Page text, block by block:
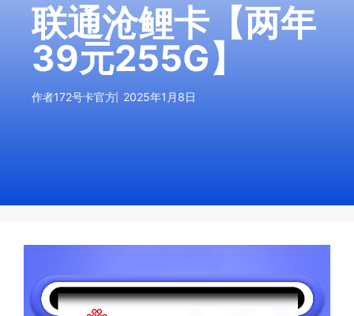
联通沧鲤卡【两年
39元255G】
作者172号卡官方 2025年1月8日